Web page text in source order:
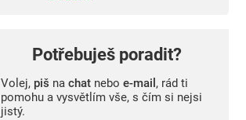
Potřebuješ poradit?
Volej, piš na chatnebo e-mail , rád ti
pomohu a vysvětlím vše, s čím si nejsi
jistý.